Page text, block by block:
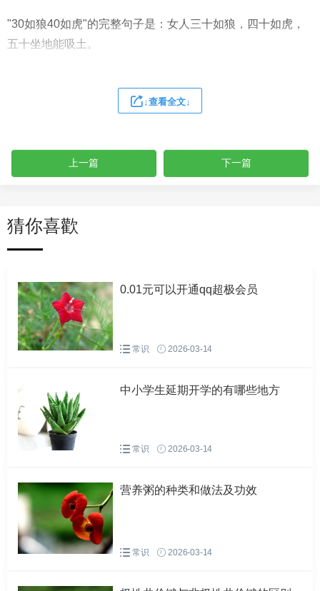
"30如狼40如虎"的完整句子是：女人三十如狼，四十如虎，
五十坐地能吸土。
30如狼40如虎50坐地吸土是什么意思
女人真的到了30岁如狼40岁如虎50岁坐地吸土吗
女人七十为什么可以隔墙吸老鼠
以前没有听说，现在长见识
↓查看全文↓
上一篇 下一篇
猜你喜歡
0.01元可以开通qq超极会员
常识 2026-03-14
中小学生延期开学的有哪些地方
常识 2026-03-14
营养粥的种类和做法及功效
常识 2026-03-14